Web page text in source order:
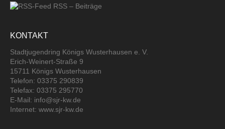
RSS – Beiträge
KONTAKT
Stadtjugendring Königs Wusterhausen e. V.
Erich-Weinert-Straße 9
15711 Königs Wusterhausen
Telefon: 03375 290839
Telefax: 03375 295770
E-Mail: info@sjr-kw.de
Internet: www.sjr-kw.de